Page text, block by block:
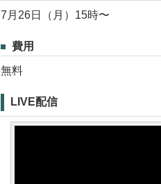
7月26日（月）15時〜
費用
無料
LIVE配信